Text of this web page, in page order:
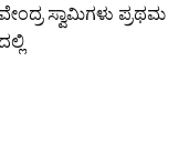
ಸ್ವಾಮಿಗಳು ಪ್ರಥಮ